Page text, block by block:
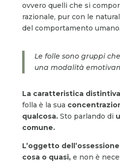
ovvero quelli che si
razionale, pur con le
del comportamento umano.
Le folle sono gruppi
una modalità
La caratteristica
folla è la sua
qualcosa. Sto parlando di
comune.
L’oggetto
cosa o quasi,e non è